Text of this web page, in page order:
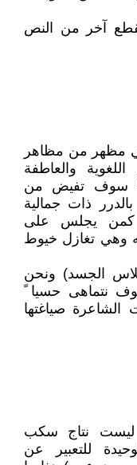
مقطع آخر من النص
مظهر من مظاهر
اللغوية والعاطفة
سوف تفيض من
ذات جمالية
كمن يجلس على
وهي تغازل خيوط
الجسد) ونحن
نتماهى حسيا
الشاعرة صياغتها
( ليست نتاج سكب
للتعبير عن